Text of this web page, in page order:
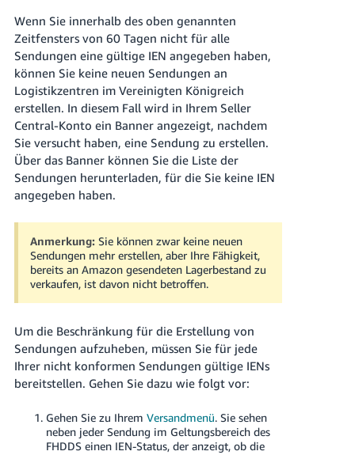
Wenn Sie innerhalb des oben genannten
Zeitfensters von 60 Tagen nicht für alle
Sendungen eine gültige IEN angegeben haben,
können Sie keine neuen Sendungen an
Logistikzentren im Vereinigten Königreich
erstellen. In diesem Fall wird in Ihrem Seller
Central-Konto ein Banner angezeigt, nachdem
Sie versucht haben, eine Sendung zu erstellen.
Über das Banner können Sie die Liste der
Sendungen herunterladen, für die Sie keine IEN
angegeben haben.
Anmerkung: Sie können zwar keine neuen
Sendungen mehr erstellen, aber Ihre Fähigkeit,
bereits an Amazon gesendeten Lagerbestand zu
verkaufen, ist davon nicht betroffen.
Um die Beschränkung für die Erstellung von
Sendungen aufzuheben, müssen Sie für jede
Ihrer nicht konformen Sendungen gültige IENs
bereitstellen. Gehen Sie dazu wie folgt vor:
Gehen Sie zu Ihrem Versandmenü. Sie sehen
neben jeder Sendung im Geltungsbereich des
FHDDS einen IEN-Status, der anzeigt, ob die